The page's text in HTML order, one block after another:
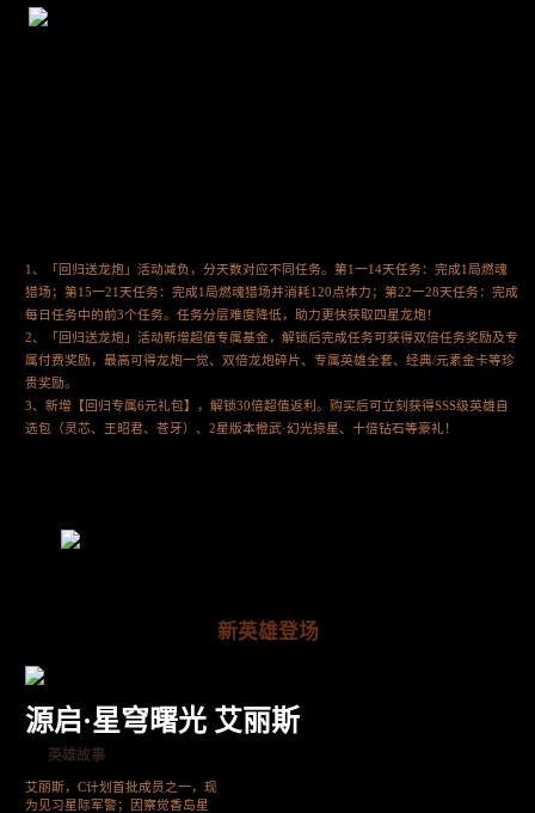
1、「回归送龙炮」活动减负，分天数对应不同任务。第1一14天任务：完成1局燃魂
猎场；第15一21天任务：完成1局燃魂猎场并消耗120点体力；第22一28天任务：完成
每日任务中的前3个任务。任务分层难度降低，助力更快获取四星龙炮！
2、「回归送龙炮」活动新增超值专属基金，解锁后完成任务可获得双倍任务奖励及专
属付费奖励，最高可得龙炮一觉、双倍龙炮碎片、专属英雄全套、经典/元素金卡等珍
贵奖励。
3、新增【回归专属6元礼包】，解锁30倍超值返利。购买后可立刻获得SSS级英雄自
选包（灵芯、王昭君、苍牙）、2星版本橙武·幻光掠星、十倍钻石等豪礼！
新英雄登场
源启·星穹曙光 艾丽斯
英雄故事
艾丽斯，C计划首批成员之一，现
为见习星际军警；因察觉香岛星